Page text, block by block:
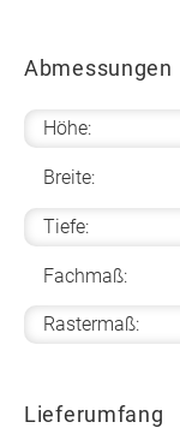
Abmessungen
Höhe:
Breite:
Tiefe:
Fachmaß:
Rastermaß:
Lieferumfang